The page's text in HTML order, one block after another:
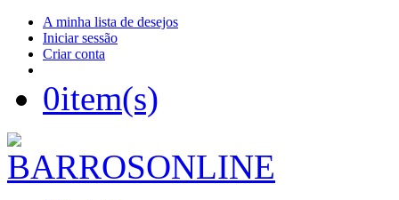
A minha lista de desejos
Iniciar sessão
Criar conta
0item(s)